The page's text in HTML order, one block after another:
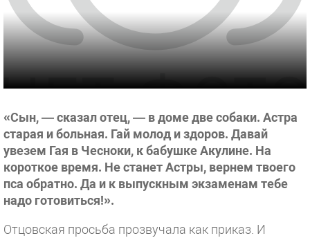
«Сын, — сказал отец, — в доме две собаки. Астра
старая и больная. Гай молод и здоров. Давай
увезем Гая в Чесноки, к бабушке Акулине. На
короткое время. Не станет Астры, вернем твоего
пса обратно. Да и к выпускным экзаменам тебе
надо готовиться!».
Отцовская просьба прозвучала как приказ. И